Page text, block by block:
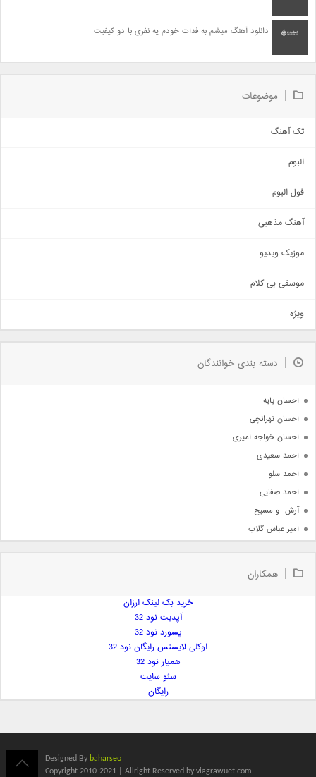
دانلود آهنگ میشم به فدات خودم یه نفری با دو کیفیت
موضوعات
تک آهنگ
اجتماعی
حماسی
سنتی
اهنگ بندرعباسی
دمو
مذهبی
جدیدترین ها
البوم
فول البوم
آهنگ مذهبی
موزیک ویدیو
موسقی بی کلام
ویژه
دسته بندی خوانندگان
احسان پایه
احسان تهرانچی
احسان خواجه امیری
احمد سعیدی
احمد سلو
احمد صفایی
آرش  و مسیح
امیر عباس گلاب
امیر علی
ایمان فلاح
همکاران
خرید بک لینک ارزان
آپدیت نود 32
پسورد نود 32
اوکلی لایسنس رایگان نود 32
همیار نود 32
سئو سایت
رایگان
Designed By baharseo
Copyright 2010-2021 | Allright Reserved by viagrawuet.com